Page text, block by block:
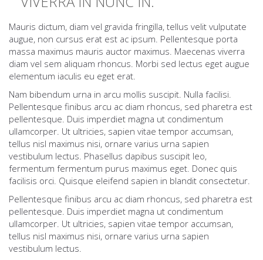
Mauris dictum, diam vel gravida fringilla, tellus velit vulputate
augue, non cursus erat est ac ipsum. Pellentesque porta
massa maximus mauris auctor maximus. Maecenas viverra
diam vel sem aliquam rhoncus. Morbi sed lectus eget augue
elementum iaculis eu eget erat.
Nam bibendum urna in arcu mollis suscipit. Nulla facilisi.
Pellentesque finibus arcu ac diam rhoncus, sed pharetra est
pellentesque. Duis imperdiet magna ut condimentum
ullamcorper. Ut ultricies, sapien vitae tempor accumsan,
tellus nisl maximus nisi, ornare varius urna sapien
vestibulum lectus. Phasellus dapibus suscipit leo,
fermentum fermentum purus maximus eget. Donec quis
facilisis orci. Quisque eleifend sapien in blandit consectetur.
Pellentesque finibus arcu ac diam rhoncus, sed pharetra est
pellentesque. Duis imperdiet magna ut condimentum
ullamcorper. Ut ultricies, sapien vitae tempor accumsan,
tellus nisl maximus nisi, ornare varius urna sapien
vestibulum lectus.